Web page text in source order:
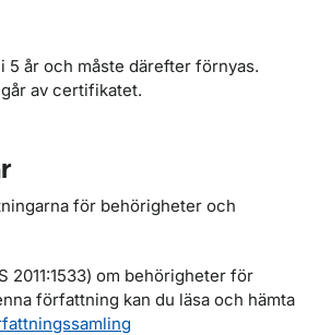
5 år och måste därefter förnyas.
av certifikatet.
för behörigheter och
2011:1533) om behörigheter för
författning kan du läsa och hämta